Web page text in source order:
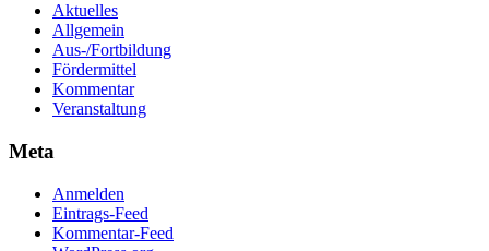
Aktuelles
Allgemein
Aus-/Fortbildung
Fördermittel
Kommentar
Veranstaltung
Meta
Anmelden
Eintrags-Feed
Kommentar-Feed